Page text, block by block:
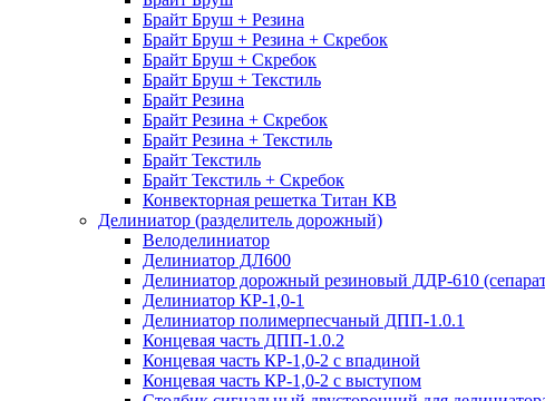
Брайт Бруш + Резина
Брайт Бруш + Резина + Скребок
Брайт Бруш + Скребок
Брайт Бруш + Текстиль
Брайт Резина
Брайт Резина + Скребок
Брайт Резина + Текстиль
Брайт Текстиль
Брайт Текстиль + Скребок
Конвекторная решетка Титан КВ
Делиниатор (разделитель дорожный)
Велоделиниатор
Делиниатор ДЛ600
Делиниатор дорожный резиновый ДДР-610
Делиниатор КР-1,0-1
Делиниатор полимерпесчаный ДПП-1.0.1
Концевая часть ДПП-1.0.2
Концевая часть КР-1,0-2 с впадиной
Концевая часть КР-1,0-2 с выступом